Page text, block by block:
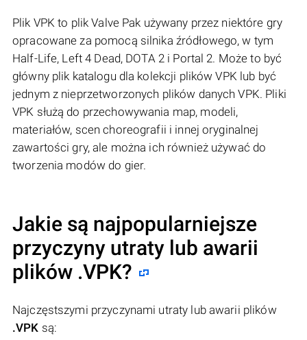
Plik VPK to plik Valve Pak używany przez niektóre gry
opracowane za pomocą silnika źródłowego, w tym
Half-Life, Left 4 Dead, DOTA 2 i Portal 2. Może to być
główny plik katalogu dla kolekcji plików VPK lub być
jednym z nieprzetworzonych plików danych VPK. Pliki
VPK służą do przechowywania map, modeli,
materiałów, scen choreografii i innej oryginalnej
zawartości gry, ale można ich również używać do
tworzenia modów do gier.
Jakie są najpopularniejsze
przyczyny utraty lub awarii
plików .VPK?
Najczęstszymi przyczynami utraty lub awarii plików
.VPK są: